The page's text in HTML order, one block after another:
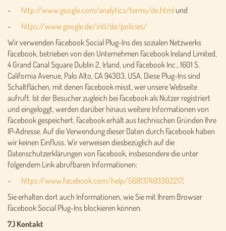
- http://www.google.com/analytics/terms/de.html und
- https://www.google.de/intl/de/policies/
Wir verwenden Facebook Social Plug-Ins des sozialen Netzwerks
Facebook, betrieben von den Unternehmen Facebook Ireland Limited,
4 Grand Canal Square Dublin 2, Irland, und Facebook Inc., 1601 S.
California Avenue, Palo Alto, CA 94303, USA. Diese Plug-Ins sind
Schaltflächen, mit denen Facebook misst, wer unsere Webseite
aufruft. Ist der Besucher zugleich bei Facebook als Nutzer registriert
und eingeloggt, werden darüber hinaus weitere Informationen von
Facebook gespeichert. Facebook erhält aus technischen Gründen Ihre
IP-Adresse. Auf die Verwendung dieser Daten durch Facebook haben
wir keinen Einfluss. Wir verweisen diesbezüglich auf die
Datenschutzerklärungen von Facebook, insbesondere die unter
folgendem Link abrufbaren Informationen:
- https://www.facebook.com/help/568137493302217.
Sie erhalten dort auch Informationen, wie Sie mit Ihrem Browser
Facebook Social Plug-Ins blockieren können.
7.) Kontakt